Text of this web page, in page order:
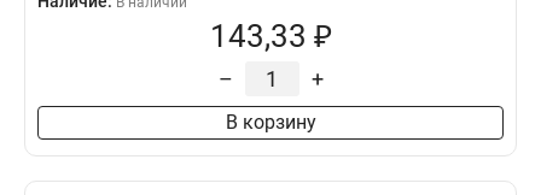
143,33 ₽
– +
В корзину